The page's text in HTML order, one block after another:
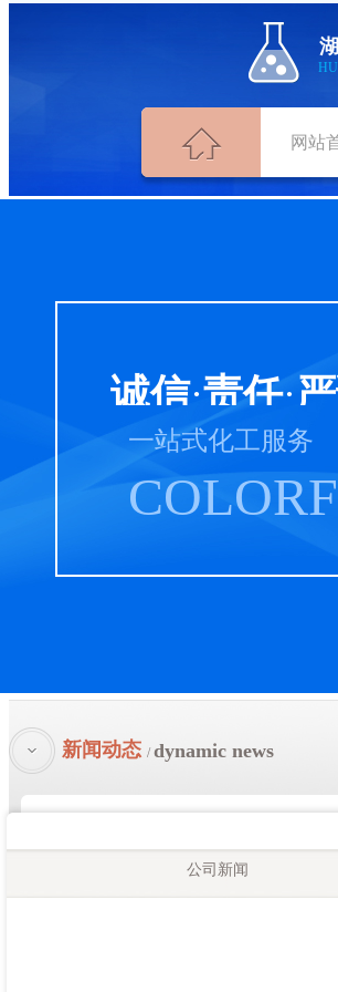
网站
诚信·责任·
一站式化工服务
新闻动态 / dynamic news
公司新闻